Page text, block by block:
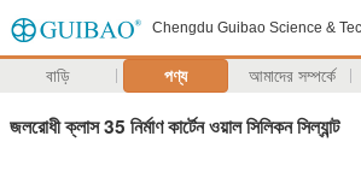
Chengdu Guibao Science &
বাড়ি পণ্য আমাদের সম্পর্কে
জলরোধী ক্লাস 35 নির্মাণ কার্টেন ওয়াল সিলিকন সিল্যান্ট